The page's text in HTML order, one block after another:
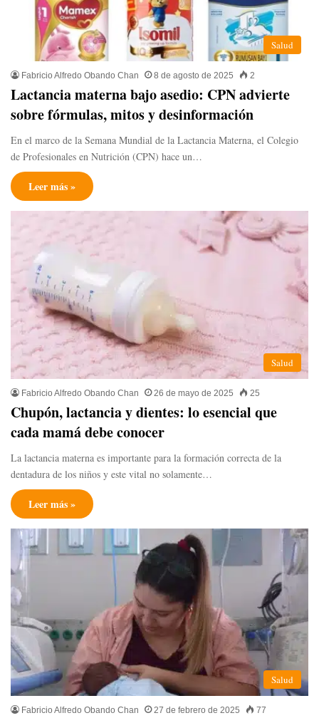
Salud
Fabricio Alfredo Obando Chan 8 de agosto de 2025 2
Lactancia materna bajo asedio: CPN advierte
sobre fórmulas, mitos y desinformación
En el marco de la Semana Mundial de la Lactancia Materna, el Colegio
de Profesionales en Nutrición (CPN) hace un…
Leer más »
Salud
Fabricio Alfredo Obando Chan 26 de mayo de 2025 25
Chupón, lactancia y dientes: lo esencial que
cada mamá debe conocer
La lactancia materna es importante para la formación correcta de la
dentadura de los niños y este vital no solamente…
Leer más »
Salud
Fabricio Alfredo Obando Chan 27 de febrero de 2025 77